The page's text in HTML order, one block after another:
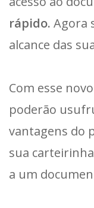
rápido. Agora
alcance das
Com esse
poderão
vantagens do
sua
a um